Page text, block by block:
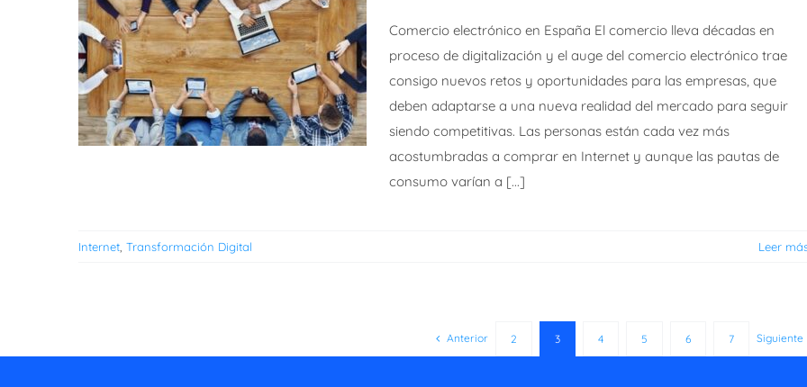
Comercio electrónico
Comercio electrónico en España El comercio lleva décadas en
proceso de digitalización y el auge del comercio electrónico trae
consigo nuevos retos y oportunidades para las empresas, que
deben adaptarse a una nueva realidad del mercado para seguir
siendo competitivas. Las personas están cada vez más
acostumbradas a comprar en Internet y aunque las pautas de
consumo varían a [...]
Internet, Transformación Digital Leer
Anterior 2 3 4 5 6 7 Siguiente